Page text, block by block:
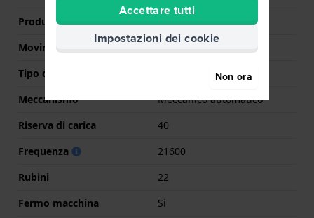
Produttore Movimento
Orient
Movimento svizzero
Tipo di display
Meccanismo
Meccanico automatico
Riserva di carica
40
Frequenza
21600
Rubini
22
Fermo macchina
Si
Accettare tutti
Impostazioni dei cookie
Non ora